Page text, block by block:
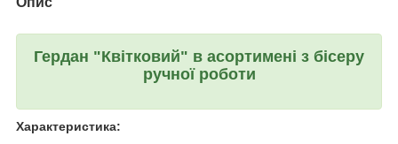
Гердан "Квітковий" в асортимені з бісеру
ручної роботи
Характеристика: